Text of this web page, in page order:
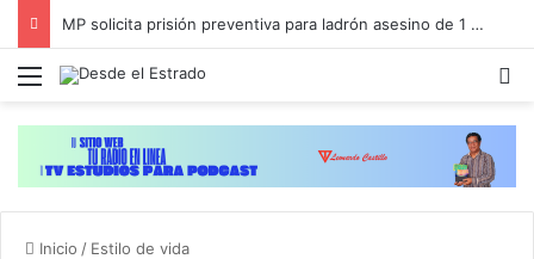
MP solicita prisión preventiva para ladrón asesino de 1 mujer en Piantini
Menú
Inicio / Estilo de vida